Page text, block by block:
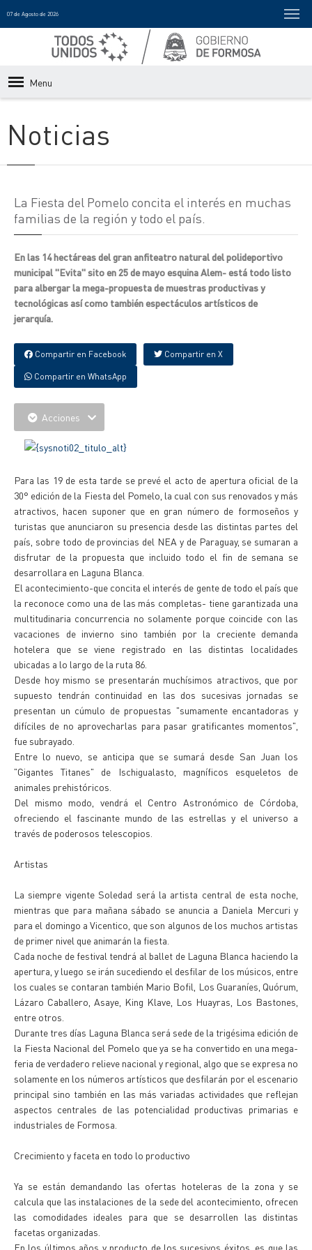
07 de Agosto de 2026
Menu
Noticias
La Fiesta del Pomelo concita el interés en muchas
familias de la región y todo el país.
En las 14 hectáreas del gran anfiteatro natural del polideportivo
municipal "Evita" sito en 25 de mayo esquina Alem- está todo listo
para albergar la mega-propuesta de muestras productivas y
tecnológicas así como también espectáculos artísticos de
jerarquía.
Compartir en Facebook Compartir en X
Compartir en WhatsApp
Acciones
Para las 19 de esta tarde se prevé el acto de apertura oficial de la
30° edición de la Fiesta del Pomelo, la cual con sus renovados y más
atractivos, hacen suponer que en gran número de formoseños y
turistas que anunciaron su presencia desde las distintas partes del
país, sobre todo de provincias del NEA y de Paraguay, se sumaran a
disfrutar de la propuesta que incluido todo el fin de semana se
desarrollara en Laguna Blanca.
El acontecimiento-que concita el interés de gente de todo el país que
la reconoce como una de las más completas- tiene garantizada una
multitudinaria concurrencia no solamente porque coincide con las
vacaciones de invierno sino también por la creciente demanda
hotelera que se viene registrado en las distintas localidades
ubicadas a lo largo de la ruta 86.
Desde hoy mismo se presentarán muchísimos atractivos, que por
supuesto tendrán continuidad en las dos sucesivas jornadas se
presentan un cúmulo de propuestas "sumamente encantadoras y
difíciles de no aprovecharlas para pasar gratificantes momentos",
fue subrayado.
Entre lo nuevo, se anticipa que se sumará desde San Juan los
"Gigantes Titanes" de Ischigualasto, magníficos esqueletos de
animales prehistóricos.
Del mismo modo, vendrá el Centro Astronómico de Córdoba,
ofreciendo el fascinante mundo de las estrellas y el universo a
través de poderosos telescopios.
Artistas
La siempre vigente Soledad será la artista central de esta noche,
mientras que para mañana sábado se anuncia a Daniela Mercuri y
para el domingo a Vicentico, que son algunos de los muchos artistas
de primer nivel que animarán la fiesta.
Cada noche de festival tendrá al ballet de Laguna Blanca haciendo la
apertura, y luego se irán sucediendo el desfilar de los músicos, entre
los cuales se contaran también Mario Bofil, Los Guaraníes, Quórum,
Lázaro Caballero, Asaye, King Klave, Los Huayras, Los Bastones,
entre otros.
Durante tres días Laguna Blanca será sede de la trigésima edición de
la Fiesta Nacional del Pomelo que ya se ha convertido en una mega-
feria de verdadero relieve nacional y regional, algo que se expresa no
solamente en los números artísticos que desfilarán por el escenario
principal sino también en las más variadas actividades que reflejan
aspectos centrales de las potencialidad productivas primarias e
industriales de Formosa.
Crecimiento y faceta en todo lo productivo
Ya se están demandando las ofertas hoteleras de la zona y se
calcula que las instalaciones de la sede del acontecimiento, ofrecen
las comodidades ideales para que se desarrollen las distintas
facetas organizadas.
En los últimos años y producto de los sucesivos éxitos, es que las